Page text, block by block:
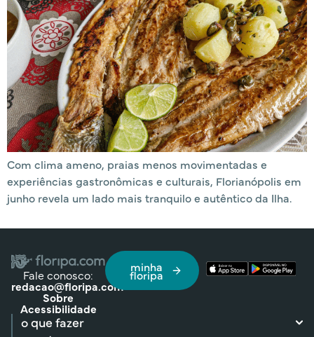
Com clima ameno, praias menos movimentadas e
experiências gastronômicas e culturais, Florianópolis em
junho revela um lado mais tranquilo e autêntico da Ilha.
Fale conosco:
redacao@floripa.com
Sobre
Acessibilidade
minha
floripa
o que fazer